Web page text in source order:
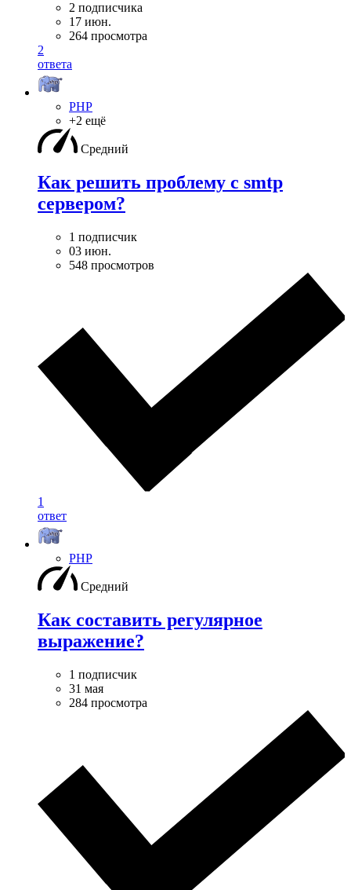
2 подписчика
17 июн.
264 просмотра
2
ответа
PHP
+2 ещё
Средний
Как решить проблему с smtp
сервером?
1 подписчик
03 июн.
548 просмотров
1
ответ
PHP
Средний
Как составить регулярное
выражение?
1 подписчик
31 мая
284 просмотра